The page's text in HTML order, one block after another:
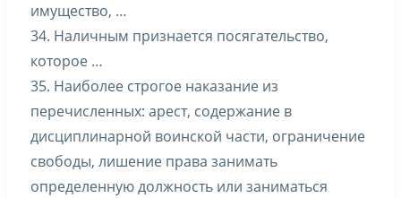
имущество, …
34. Наличным признается посягательство,
которое …
35. Наиболее строгое наказание из
перечисленных: арест, содержание в
дисциплинарной воинской части, ограничение
свободы, лишение права занимать
определенную должность или заниматься